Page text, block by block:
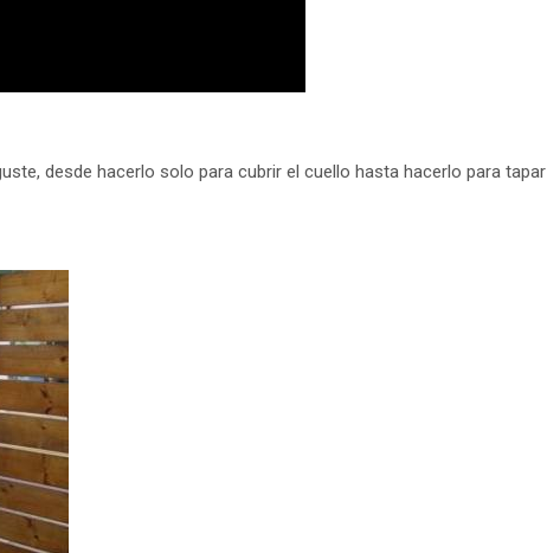
desde hacerlo solo para cubrir el cuello hasta hacerlo para tapar